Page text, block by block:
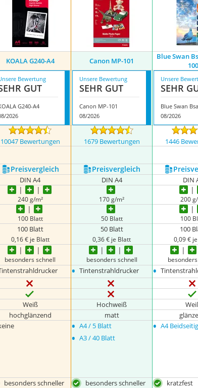
KOALA G240-A4 Canon MP-101
Blue Swan
100
Bewertung
GUT
G240-A4
2026
Unsere Bewertung
SEHR GUT
Canon MP-101
08/2026
Unsere
SEHR
08/2026
10047 Bewertungen 1679 Bewertungen 1446
Preis­vergleich Preis­vergleich
DIN A4 DIN A4 DIN
240 g/m² 170 g/m² 200
100 Blatt 50 Blatt 100
100 Blatt
0,16 € je Blatt
50 Blatt
0,36 € je Blatt
100
0,09 €
besonders schnell besonders schnell
• Tintenstrahldrucker •
Weiß Hochweiß
hochglänzend matt
• A4 / 5 Blatt
• A3 / 40 Blatt
• A4
besonders schneller
besonders schneller
kratzfest